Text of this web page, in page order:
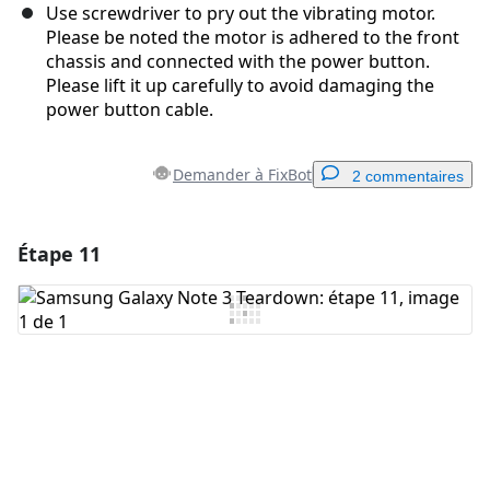
Use screwdriver to pry out the vibrating motor.
Please be noted the motor is adhered to the front
chassis and connected with the power button.
Please lift it up carefully to avoid damaging the
power button cable.
Demander à FixBot 2 commentaires
Ajouter un commentaire
Étape 11